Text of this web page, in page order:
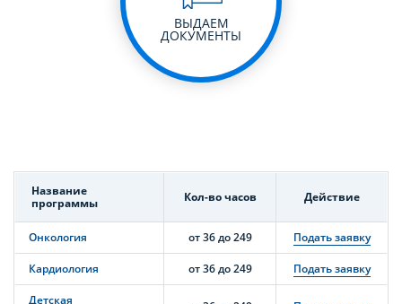
ВЫДАЕМ
ДОКУМЕНТЫ
Название
программы
Кол-во часов Действие
Онкология от 36 до 249 Подать заявку
Кардиология от 36 до 249 Подать заявку
Детская